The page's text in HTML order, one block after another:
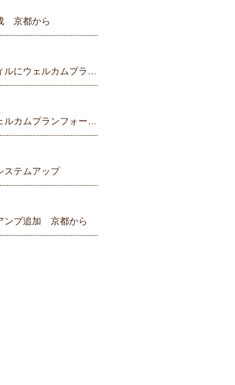
京都から
エクストレィルにウェルカムプラン フォーカル三重県から
トールにウェルカムプランフォーカルスピーカー＆ウーハー
ステムアップ
ンプ追加 京都から